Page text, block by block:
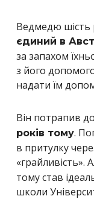
Ведмедю шість
єдиний в
за запахом
з його
надати їм
Він потрапив
років тому.
в притулку
«грайливість».
тому став
школи